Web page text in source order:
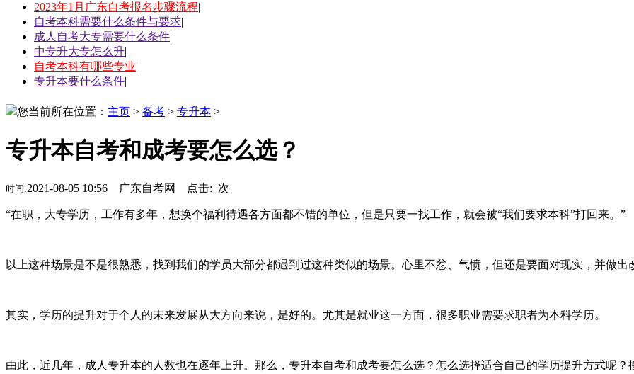
2023年1月广东自考报名步骤流程|
自考本科需要什么条件与要求|
成人自考大专需要什么条件|
中专升大专怎么升|
自考本科有哪些专业|
专升本要什么条件|
您当前所在位置： 主页 > 备考 > 专升本 >
专升本自考和成考要怎么选？
时间:2021-08-05 10:56 广东自考网 点击: 次
“在职，大专学历，工作有多年，想换个福利待遇各方面都不错的单位，但是只要一找工作，就会被“我们要求本科”打回来。”
以上这种场景是不是很熟悉，找到我们的学员大部分都遇到过这种类似的场景。心里不忿、气愤，但还是要面对现实，并做出
其实，学历的提升对于个人的未来发展从大方向来说，是好的。尤其是就业这一方面，很多职业需要求职者为本科学历。
由此，近几年，成人专升本的人数也在逐年上升。那么，专升本自考和成考要怎么选？怎么选择适合自己的学历提升方式呢？